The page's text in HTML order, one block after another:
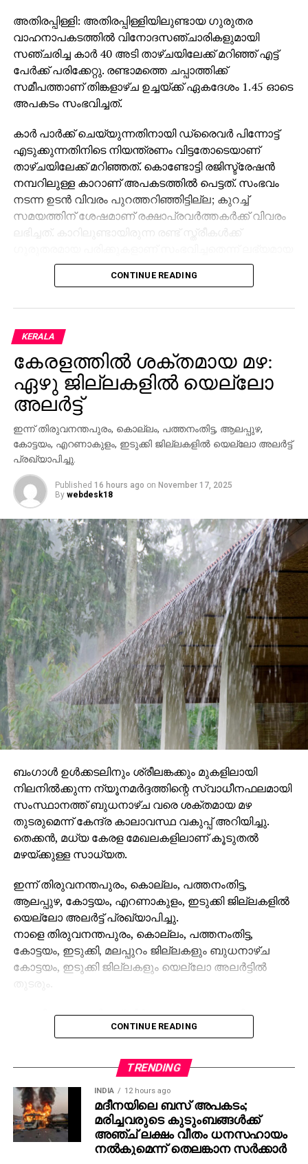
ചെയ്തപ്പോള്‍ 7.09 കോടി രൂപ ലഭിച്ചിട്ടുള്ളതായി 2020-
21 ലെ വാര്‍ഷിക റിപ്പോര്‍ട്ടില്‍ രേഖപ്പെടുത്തിയിട്ടുണ്ട്. ഈ
നിക്ഷേപത്തില്‍ പലിശയുള്‍പ്പെടെ 101 കോടി രൂപ
നഷ്ടപ്പെട്ടു എന്നാണ് കണക്ക്. എന്നാല്‍ സര്‍ക്കാര്‍
ഇക്കാര്യത്തില്‍ നാളിതുവരെ യാതൊരു നടപടിയും
സ്വീകരിച്ചില്ല. കെ.എഫ്.സിയിലെ ഇടത് സംഘടനാ
നേതാക്കളും മാനേജ്‌മെന്റും സര്‍ക്കാറിന്റെ
ഒത്താശയോടെ നടത്തിയ വന്‍ കൊള്ളയാണ് ഇതെന്ന്
പ്രതിപക്ഷ നേതാവ് ആരോപിച്ചു.
RELATED TOPICS: CPM KERALA KFC
UDF
VD SATHEEESHAN
UP NEXT
മൊബൈല്‍ ഫോണ്‍ വഴി തട്ടിപ്പ്: 15 അംഗ
കണ്ണൂരിലെ സ്‌കൂള്‍ ബസ് അപകടം:
നരഹത്യയ്ക്ക് കേസ്
അതിരപ്പിള്ളി: അതിരപ്പിള്ളിയിലുണ്ടായ ഗുരുതര
വാഹനാപകടത്തില്‍ വിനോദസഞ്ചാരികളുമായി
സഞ്ചരിച്ച കാര്‍ 40 അടി താഴ്ചയിലേക്ക് മറിഞ്ഞ് എട്ട്
പേര്‍ക്ക് പരിക്കേറ്റു. രണ്ടാമത്തെ ചപ്പാത്തിക്ക്
സമീപത്താണ് തിങ്കളാഴ്ച ഉച്ചയ്ക്ക് ഏകദേശം 1.45 ഓടെ
അപകടം സംഭവിച്ചത്.
കാര്‍ പാര്‍ക്ക് ചെയ്യുന്നതിനായി ഡ്രൈവര്‍ പിന്നോട്ട്
എടുക്കുന്നതിനിടെ നിയന്ത്രണം വിട്ടതോടെയാണ്
താഴ്ചയിലേക്ക് മറിഞ്ഞത്. കൊണ്ടോട്ടി രജിസ്ട്രേഷന്‍
നമ്പറിലുള്ള കാറാണ് അപകടത്തില്‍ പെട്ടത്. സംഭവം
നടന്ന ഉടന്‍ വിവരം പുറത്തറിഞ്ഞിട്ടില്ല; കുറച്ച്
സമയത്തിന് ശേഷമാണ് രക്ഷാപ്രവര്‍ത്തകര്‍ക്ക് വിവരം
ലഭിച്ചത്. കാറിലുണ്ടായിരുന്ന രണ്ട് സ്ത്രീകള്‍ക്ക്
വിവരങ്ങള്‍ വ്യക്തമാക്കുന്നു.
CONTINUE READING
KERALA
കേരളത്തില്‍ ശക്തമായ മഴ:
ഏഴു ജില്ലകളില്‍ യെല്ലോ
അലര്‍ട്ട്
ഇന്ന് തിരുവനന്തപുരം, കൊല്ലം, പത്തനംതിട്ട, ആലപ്പുഴ,
കോട്ടയം, എറണാകുളം, ഇടുക്കി ജില്ലകളില്‍ യെല്ലോ അലര്‍ട്ട്
പ്രഖ്യാപിച്ചു.
Published 16 hours ago on November 17, 2025
By webdesk18
ബംഗാള്‍ ഉള്‍ക്കടലിനും ശ്രീലങ്കക്കും മുകളിലായി
നിലനില്‍ക്കുന്ന ന്യൂനമര്‍ദ്ദത്തിന്റെ സ്വാധീനഫലമായി
സംസ്ഥാനത്ത് ബുധനാഴ്ച വരെ ശക്തമായ മഴ
തുടരുമെന്ന് കേന്ദ്ര കാലാവസ്ഥ വകുപ്പ് അറിയിച്ചു.
തെക്കന്‍, മധ്യ കേരള മേഖലകളിലാണ് കൂടുതല്‍
മഴയ്ക്കുള്ള സാധ്യത.
ഇന്ന് തിരുവനന്തപുരം, കൊല്ലം, പത്തനംതിട്ട,
ആലപ്പുഴ, കോട്ടയം, എറണാകുളം, ഇടുക്കി ജില്ലകളില്‍
യെല്ലോ അലര്‍ട്ട് പ്രഖ്യാപിച്ചു.
നാളെ തിരുവനന്തപുരം, കൊല്ലം, പത്തനംതിട്ട,
കോട്ടയം, ഇടുക്കി, മലപ്പുറം ജില്ലകളും ബുധനാഴ്ച
കോട്ടയം, ഇടുക്കി ജില്ലകളും യെല്ലോ അലര്‍ട്ടില്‍
ശബരിമല മകരവിളക്ക് തീര്‍ത്ഥാടനം പുരോഗമിക്കുന്ന
സാഹചര്യത്തില്‍ സന്നിധാനം, പമ്പ, നിലക്കല്‍
മഴയ്ക്കുള്ള സാധ്യതയെ കുറിച്ച് കാലാവസ്ഥ വകുപ്പ്
പ്രത്യേക മുന്നറിയിപ്പ് നല്‍കിയിട്ടുണ്ട്.
തീര്‍ത്ഥാടകര്‍ മുന്‍കരുതലുകള്‍ സ്വീകരിക്കണമെന്ന്
അധികൃതര്‍ അറിയിച്ചു.
CONTINUE READING
TRENDING
INDIA 12 hours ago
മദീനയിലെ ബസ് അപകടം;
മരിച്ചവരുടെ കുടുംബങ്ങള്‍ക്ക്
അഞ്ച് ലക്ഷം വീതം ധനസഹായം
നല്‍കുമെന്ന് തെലങ്കാന സര്‍ക്കാര്‍